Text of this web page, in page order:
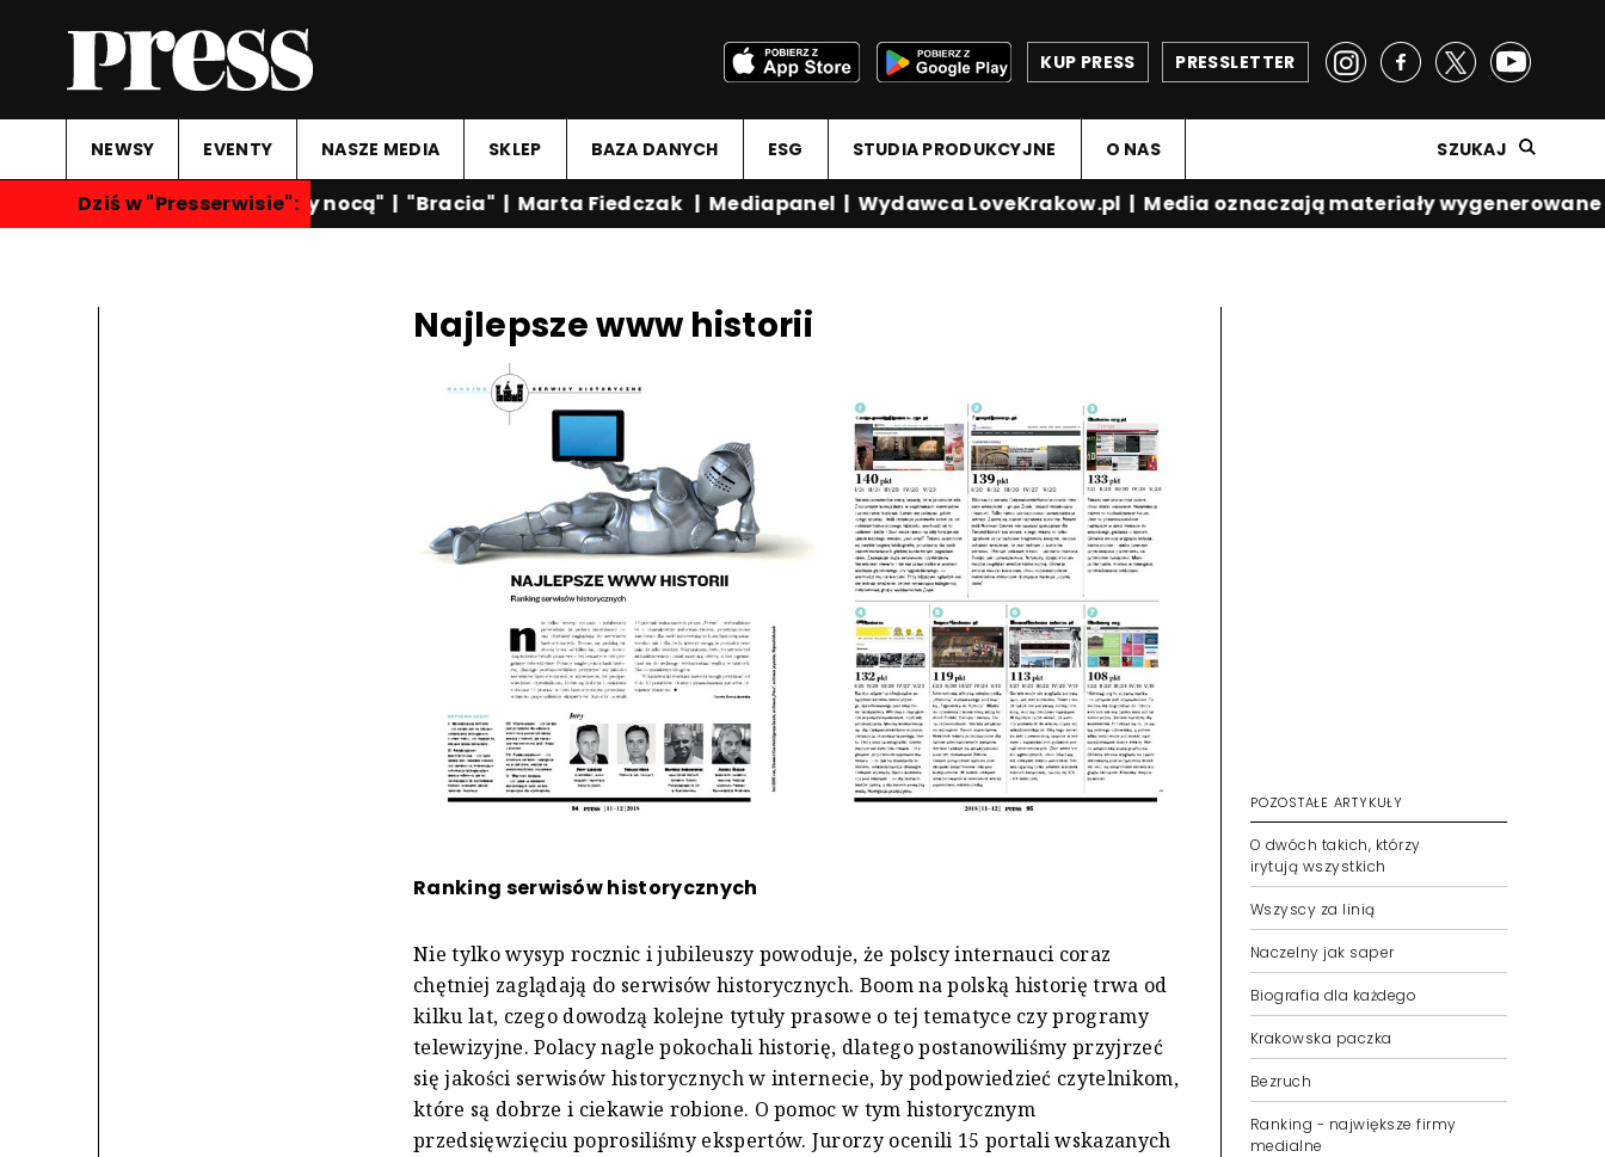
PRESSLETTER
KUP PRESS
NEWSY EVENTY NASZE MEDIA SKLEP BAZA DANYCH ESG STUDIA PRODUKCYJNE O NAS SZUKAJ
Dziś w "Presserwisie":
"Rozmowy nocą"| "Bracia"| Marta Fiedczak Mediapanel| Wydawca LoveKrakow.pl| Media oznaczają materiały wygenerowane
Najlepsze www historii
Ranking serwisów historycznych
Nie tylko wysyp rocznic i jubileuszy powoduje, że polscy internauci coraz
chętniej zaglądają do serwisów historycznych. Boom na polską historię trwa od
kilku lat, czego dowodzą kolejne tytuły prasowe o tej tematyce czy programy
telewizyjne. Polacy nagle pokochali historię, dlatego postanowiliśmy przyjrzeć
się jakości serwisów historycznych w internecie, by podpowiedzieć czytelnikom,
które są dobrze i ciekawie robione. O pomoc w tym historycznym
przedsięwzięciu poprosiliśmy ekspertów. Jurorzy ocenili 15 portali wskazanych
POZOSTAŁE ARTYKUŁY
O dwóch takich, którzy
irytują wszystkich
Wszyscy za linią
Naczelny jak saper
Biografia dla każdego
Krakowska paczka
Bezruch
Ranking - największe firmy
medialne